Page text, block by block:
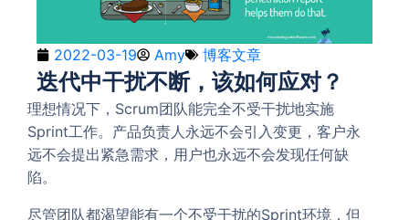
2022-03-19 Amy 博客文章
迭代中干扰不断，该如何应对？
理想情况下，Scrum团队能完全不受干扰地实施
Sprint工作。产品负责人永远不会引入变更，客户永
远不会提出紧急需求，用户也永远不会发现任何缺
陷。
尽管团队都渴望能有一个不受干扰的Sprint环境，但